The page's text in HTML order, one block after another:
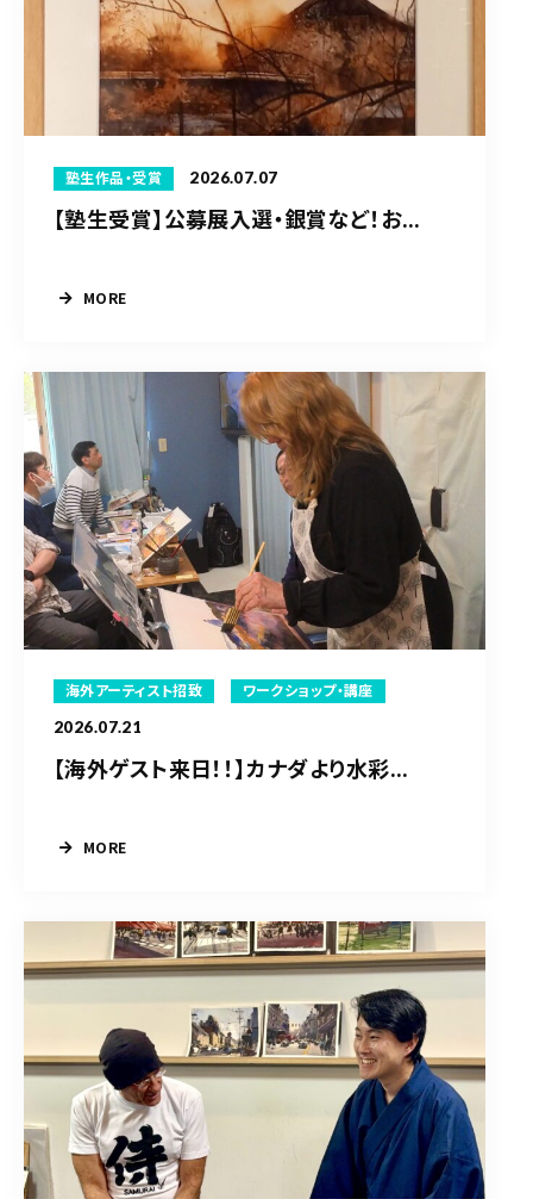
塾生作品・受賞 2026.07.07
【塾生受賞】公募展入選・銀賞など！お...
MORE
海外アーティスト招致 ワークショップ・講座
2026.07.21
【海外ゲスト来日！！】カナダより水彩...
MORE